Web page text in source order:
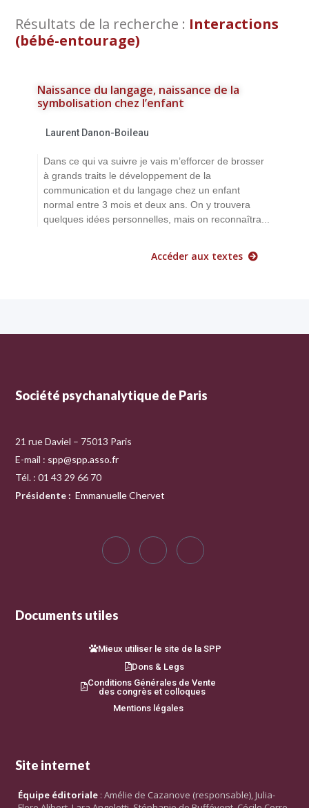
Résultats de la recherche : Interactions
(bébé-entourage)
Naissance du langage, naissance de la
symbolisation chez l’enfant
Laurent Danon-Boileau
Dans ce qui va suivre je vais m’efforcer de brosser
à grands traits le développement de la
communication et du langage chez un enfant
normal entre 3 mois et deux ans. On y trouvera
quelques idées personnelles, mais on reconnaîtra...
Accéder aux textes
Société psychanalytique de Paris
21 rue Daviel – 75013 Paris
E-mail : spp@spp.asso.fr
Tél. : 01 43 29 66 70
Présidente : Emmanuelle Chervet
Documents utiles
Mieux utiliser le site de la SPP
Dons & Legs
Conditions Générales de Vente
des congrès et colloques
Mentions légales
Site internet
Équipe éditoriale : Amélie de Cazanove (responsable), Julia-